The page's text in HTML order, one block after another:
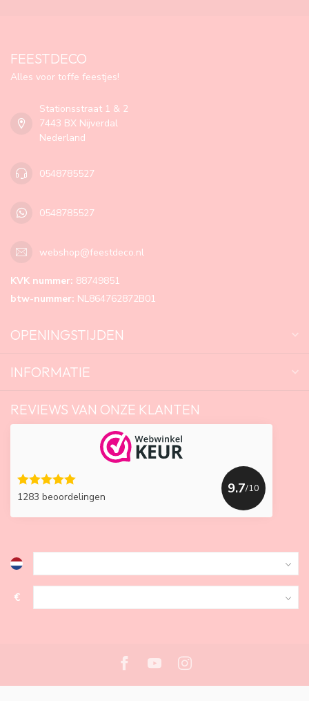
FEESTDECO
Alles voor toffe feestjes!
Stationsstraat 1 & 2
7443 BX Nijverdal
Nederland
0548785527
0548785527
webshop@feestdeco.nl
KVK nummer: 88749851
btw-nummer: NL864762872B01
OPENINGSTIJDEN
INFORMATIE
REVIEWS VAN ONZE KLANTEN
1283 beoordelingen
9.7/10
€